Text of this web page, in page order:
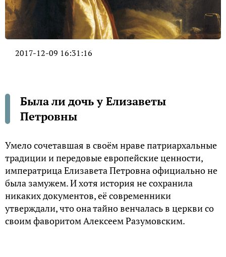
2017-12-09 16:31:16
Была ли дочь у Елизаветы
Петровны
Умело сочетавшая в своём нраве патриархальные
традиции и передовые европейские ценности,
императрица Елизавета Петровна официально не
была замужем. И хотя история не сохранила
никаких документов, её современники
утверждали, что она тайно венчалась в церкви со
своим фаворитом Алексеем Разумовским.